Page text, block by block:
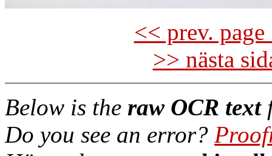
<< prev.
>> nästa
Below is the raw OCR text
Do you see an error?